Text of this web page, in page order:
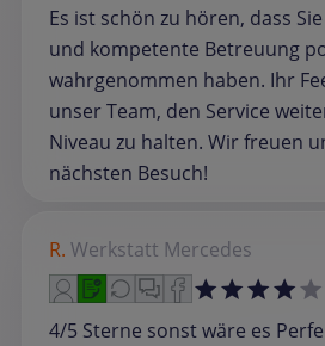
Es ist schön zu hören, dass
und kompetente Betreuung
wahrgenommen haben. Ihr
unser Team, den Service
Niveau zu halten. Wir freuen
nächsten Besuch!
R. Werkstatt Mercedes
4/5 Sterne sonst wäre es